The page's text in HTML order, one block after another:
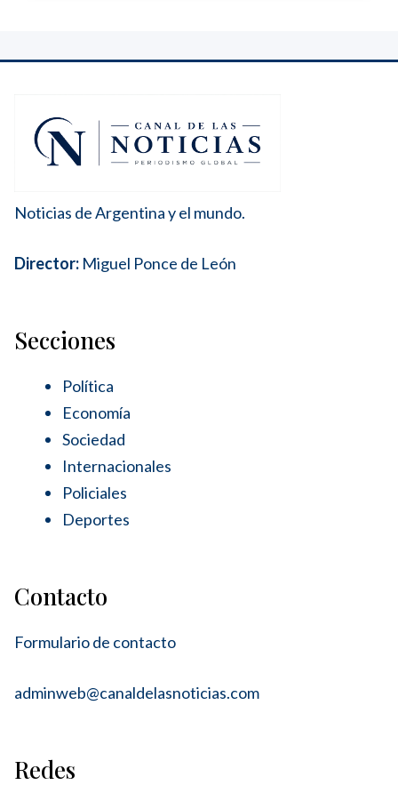
Noticias de Argentina y el mundo.
Director: Miguel Ponce de León
Secciones
Política
Economía
Sociedad
Internacionales
Policiales
Deportes
Contacto
Formulario de contacto
adminweb@canaldelasnoticias.com
Redes